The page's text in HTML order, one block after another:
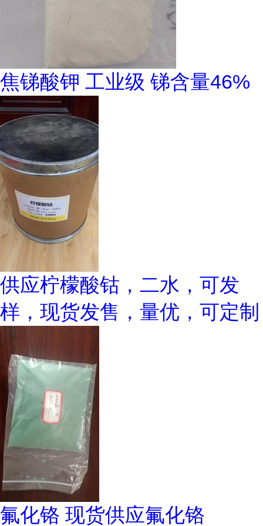
焦锑酸钾 工业级 锑含量46%
供应柠檬酸钴，二水，可发
样，现货发售，量优，可定制
氟化铬 现货供应氟化铬